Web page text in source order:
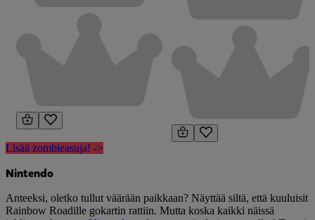
Lisää zombieasuja! ->
Nintendo
Anteeksi, oletko tullut väärään paikkaan? Näyttää siltä, että kuuluisit
Rainbow Roadille gokartin rattiin. Mutta koska kaikki näissä